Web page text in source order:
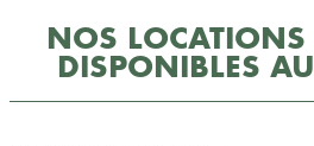
NOS LOCATIONS
DISPONIBLES